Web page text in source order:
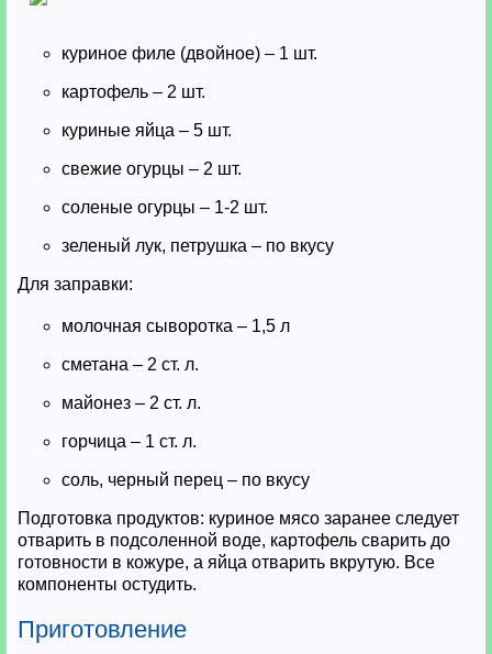
куриное филе (двойное) – 1 шт.
картофель – 2 шт.
куриные яйца – 5 шт.
свежие огурцы – 2 шт.
соленые огурцы – 1-2 шт.
зеленый лук, петрушка – по вкусу
Для заправки:
молочная сыворотка – 1,5 л
сметана – 2 ст. л.
майонез – 2 ст. л.
горчица – 1 ст. л.
соль, черный перец – по вкусу
Подготовка продуктов: куриное мясо заранее следует
отварить в подсоленной воде, картофель сварить до
готовности в кожуре, а яйца отварить вкрутую. Все
компоненты остудить.
Приготовление